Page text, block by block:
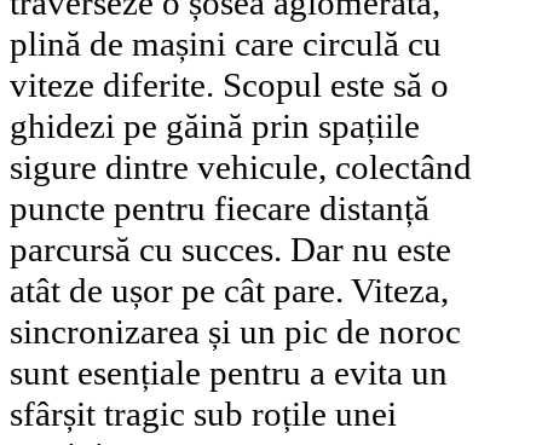
plină de mașini care circulă cu
viteze diferite. Scopul este să o
ghidezi pe găină prin spațiile
sigure dintre vehicule, colectând
puncte pentru fiecare distanță
parcursă cu succes. Dar nu este
atât de ușor pe cât pare. Viteza,
sincronizarea și un pic de noroc
sunt esențiale pentru a evita un
sfârșit tragic sub roțile unei